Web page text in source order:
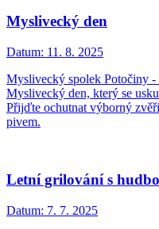
Myslivecký den
Datum: 11. 8. 2025
Myslivecký spolek Potočiny -
Myslivecký den, který se
Přijďte ochutnat výborný
pivem.
Letní grilování s
Datum: 7. 7. 2025